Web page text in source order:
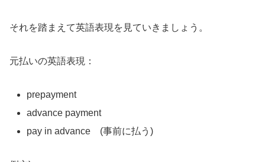
それを踏まえて英語表現を見ていきましょう。
元払いの英語表現：
prepayment
advance payment
pay in advance (事前に払う)